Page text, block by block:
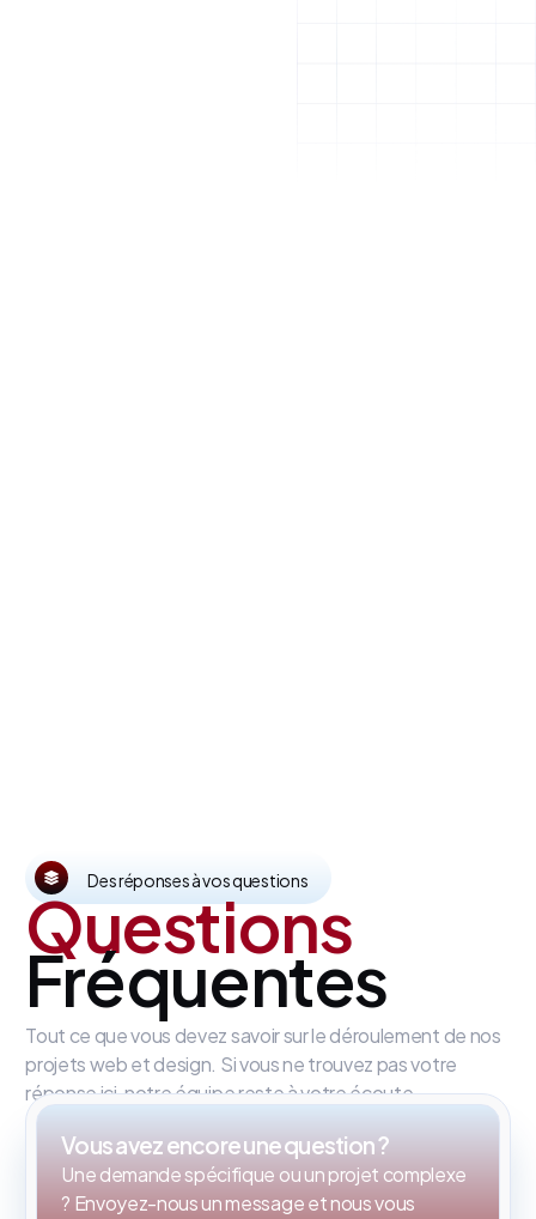
Des réponses à vos questions
Questions
Fréquentes
Tout ce que vous devez savoir sur le déroulement de nos
projets web et design. Si vous ne trouvez pas votre
réponse ici, notre équipe reste à votre écoute.
Vous avez encore une question ?
Une demande spécifique ou un projet complexe
? Envoyez-nous un message et nous vous